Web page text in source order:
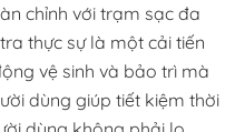
chỉnh với trạm sạc đa
thực sự là một cải tiến
vệ sinh và bảo trì mà
dùng giúp tiết kiệm thời